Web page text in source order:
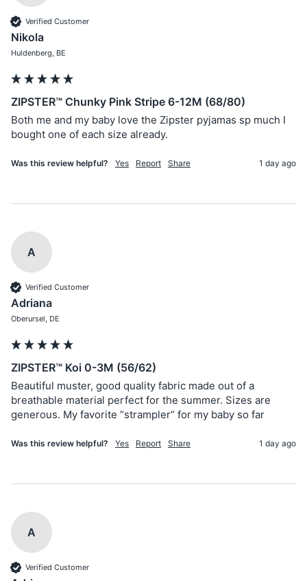
Verified Customer
Nikola
Huldenberg, BE
ZIPSTER™ Chunky Pink Stripe 6-12M (68/80)
Both me and my baby love the Zipster pyjamas sp much I
bought one of each size already.
Was this review helpful? Yes Report Share 1 day ago
A
Verified Customer
Adriana
Oberursel, DE
ZIPSTER™ Koi 0-3M (56/62)
Beautiful muster, good quality fabric made out of a
breathable material perfect for the summer. Sizes are
generous. My favorite “strampler” for my baby so far
Was this review helpful? Yes Report Share 1 day ago
A
Verified Customer